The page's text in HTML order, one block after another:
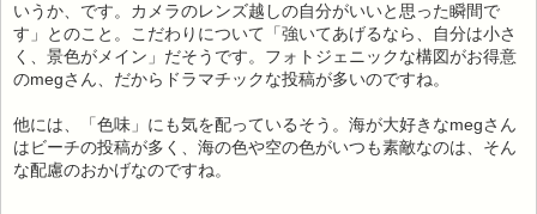
いうか、です。カメラのレンズ越しの自分がいいと思った瞬間で
す」とのこと。こだわりについて「強いてあげるなら、自分は小さ
く、景色がメイン」だそうです。フォトジェニックな構図がお得意
のmegさん、だからドラマチックな投稿が多いのですね。
他には、「色味」にも気を配っているそう。海が大好きなmegさん
はビーチの投稿が多く、海の色や空の色がいつも素敵なのは、そん
な配慮のおかげなのですね。